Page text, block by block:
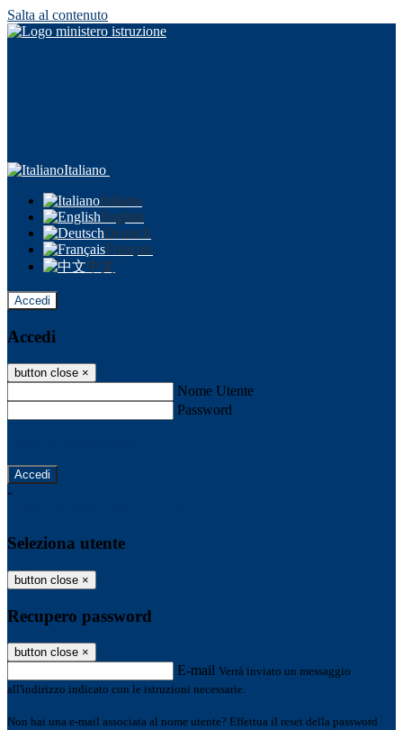
Salta al contenuto
Italiano
Italiano
English
Deutsch
Français
中文
Accedi
Accedi
button close ×
Nome Utente
Password
-
Seleziona utente
button close ×
Recupero password
button close ×
E-mail Verrà inviato un messaggio
all'indirizzo indicato con le istruzioni necessarie.
Non hai una e-mail associata al nome utente? Effettua il reset della password